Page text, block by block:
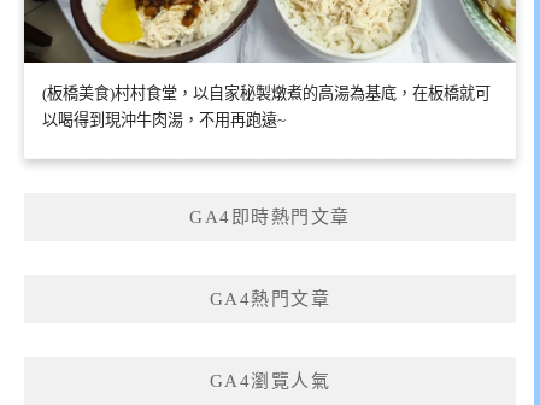
(板橋美食)村村食堂，以自家秘製燉煮的高湯為基底，在板橋就可
以喝得到現沖牛肉湯，不用再跑遠~
GA4即時熱門文章
GA4熱門文章
GA4瀏覽人氣